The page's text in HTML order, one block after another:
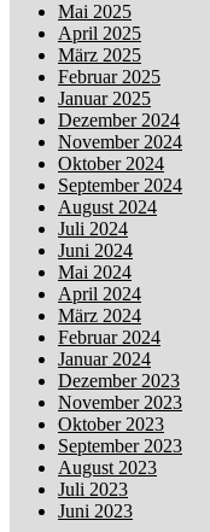
Mai 2025
April 2025
März 2025
Februar 2025
Januar 2025
Dezember 2024
November 2024
Oktober 2024
September 2024
August 2024
Juli 2024
Juni 2024
Mai 2024
April 2024
März 2024
Februar 2024
Januar 2024
Dezember 2023
November 2023
Oktober 2023
September 2023
August 2023
Juli 2023
Juni 2023